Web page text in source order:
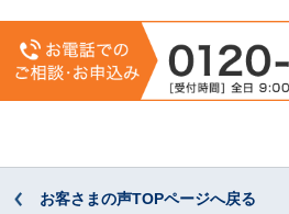
お客さまの声TOPページへ戻る